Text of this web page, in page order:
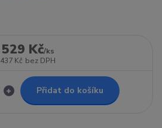
529 Kč/ks
437 Kč bez DPH
Přidat do košíku